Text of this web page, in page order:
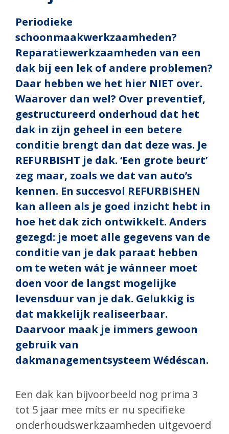
Periodieke
schoonmaakwerkzaamheden?
Reparatiewerkzaamheden van een
dak bij een lek of andere problemen?
Daar hebben we het hier NIET over.
Waarover dan wel? Over preventief,
gestructureerd onderhoud dat het
dak in zijn geheel in een betere
conditie brengt dan dat deze was. Je
REFURBISHT je dak. ‘Een grote beurt’
zeg maar, zoals we dat van auto’s
kennen. En succesvol REFURBISHEN
kan alleen als je goed inzicht hebt in
hoe het dak zich ontwikkelt. Anders
gezegd: je moet alle gegevens van de
conditie van je dak paraat hebben
om te weten wát je wánneer moet
doen voor de langst mogelijke
levensduur van je dak. Gelukkig is
dat makkelijk realiseerbaar.
Daarvoor maak je immers gewoon
gebruik van
dakmanagementsysteem Wédéscan.
Een dak kan bijvoorbeeld nog prima 3
tot 5 jaar mee míts er nu specifieke
onderhoudswerkzaamheden uitgevoerd